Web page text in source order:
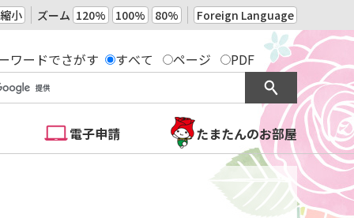
縮小 ズーム 120% 100% 80% Foreign Language
ワードでさがす すべて ページ PDF
電子申請 たまたんのお部屋